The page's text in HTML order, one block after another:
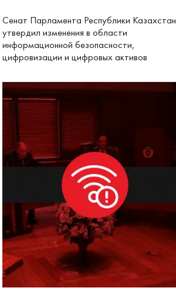
Сенат Парламента Республики Казахстан
утвердил изменения в области
информационной безопасности,
цифровизации и цифровых активов